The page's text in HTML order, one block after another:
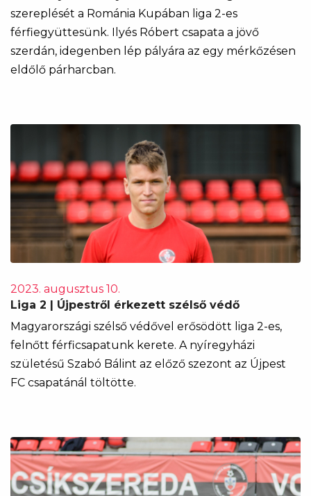
szereplését a Románia Kupában liga 2-es
férfiegyüttesünk. Ilyés Róbert csapata a jövő
szerdán, idegenben lép pályára az egy mérkőzésen
eldőlő párharcban.
2023. augusztus 10.
Liga 2 | Újpestről érkezett szélső védő
Magyarországi szélső védővel erősödött liga 2-es,
felnőtt férficsapatunk kerete. A nyíregyházi
születésű Szabó Bálint az előző szezont az Újpest
FC csapatánál töltötte.